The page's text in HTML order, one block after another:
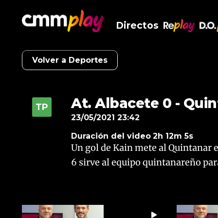
Directos
Volver a Deportes
At. Albacete 0 -
23/05/2021 23:42
Duración del video 2h 12m 5s
Un gol de Kain mete al
6 sirve al equipo quintanareño